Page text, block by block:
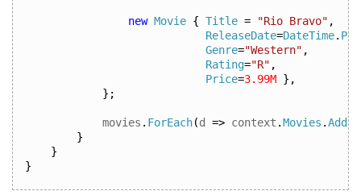
new Movie { Title = "Rio Bravo" ,
ReleaseDate=DateTime.
Genre="Western" ,
Rating="R" ,
Price=3.99M },
};
            movies
. ForEach(d => context .Movies .Add(
}
}
}